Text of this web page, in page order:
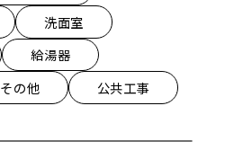
洗面室
給湯器
その他 公共工事